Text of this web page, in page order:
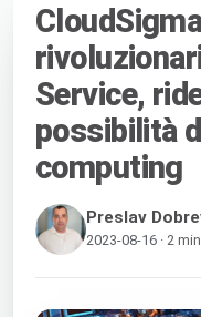
Service,
possibilità
computing
Preslav
2023-08-16 · 2